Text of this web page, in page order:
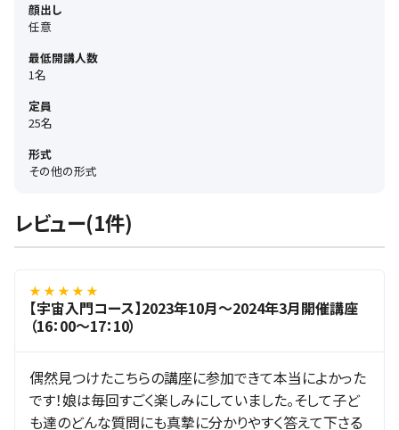
顔出し
任意
最低開講人数
1名
定員
25名
形式
その他の形式
レビュー(1件)
★ ★ ★ ★ ★
【宇宙入門コース】2023年10月～2024年3月開催講座
（16：00～17：10）
偶然見つけたこちらの講座に参加できて本当によかった
です！娘は毎回すごく楽しみにしていました。そして子ど
も達のどんな質問にも真摯に分かりやすく答えて下さる